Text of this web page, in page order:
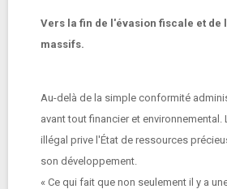
Vers la fin de l'évasion fiscale et de
massifs.
Au-delà de la simple conformité
avant tout financier et
illégal prive l'État de ressources
son développement.
« Ce qui fait que non seulement il y a